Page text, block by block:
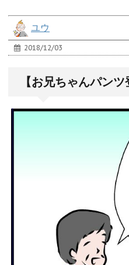
ユウ
2018/12/03
【お兄ちゃんパン